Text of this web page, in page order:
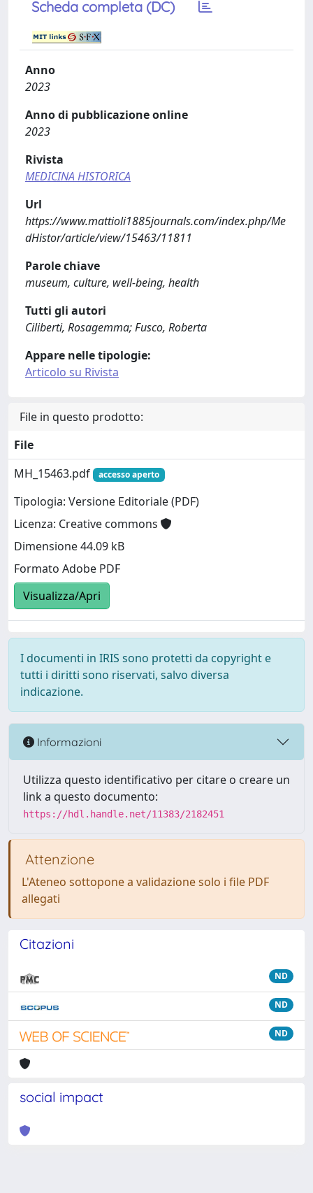
Scheda completa (DC)
Anno
2023
Anno di pubblicazione online
2023
Rivista
MEDICINA HISTORICA
Url
https://www.mattioli1885journals.com/index.php/Me
dHistor/article/view/15463/11811
Parole chiave
museum, culture, well-being, health
Tutti gli autori
Ciliberti, Rosagemma; Fusco, Roberta
Appare nelle tipologie:
Articolo su Rivista
File in questo prodotto:
File
MH_15463.pdf
accesso aperto
Tipologia: Versione Editoriale (PDF)
Licenza: Creative commons
Dimensione 44.09 kB
Formato Adobe PDF
Visualizza/Apri
I documenti in IRIS sono protetti da copyright e
tutti i diritti sono riservati, salvo diversa
indicazione.
Informazioni
Utilizza questo identificativo per citare o creare un
link a questo documento:
https://hdl.handle.net/11383/2182451
Attenzione
L'Ateneo sottopone a validazione solo i file PDF
allegati
Citazioni
ND
ND
ND
social impact